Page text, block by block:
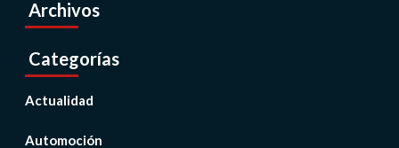
Archivos
Categorías
Actualidad
Automoción